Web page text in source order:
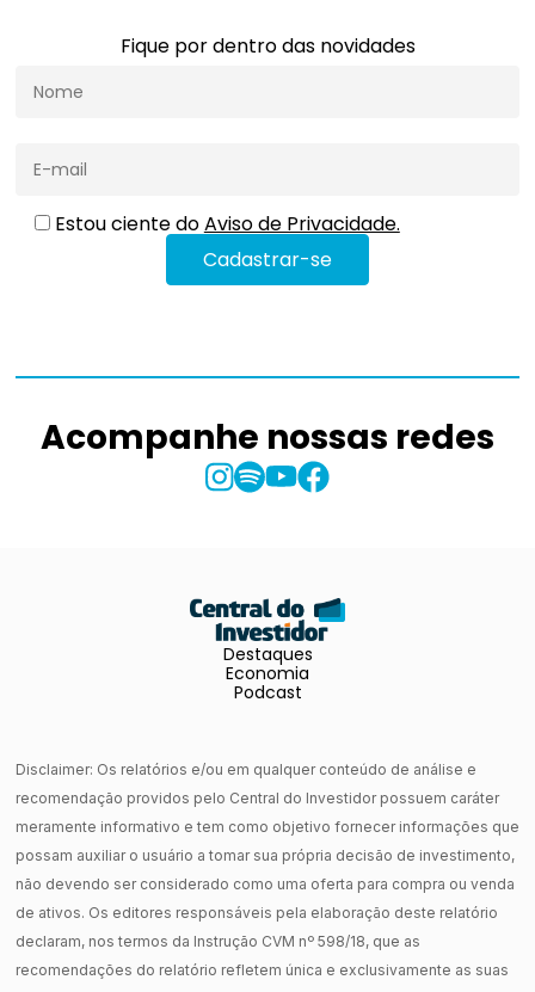
Fique por dentro das novidades
Estou ciente doAviso de Privacidade.
Acompanhe nossas redes
Destaques
Economia
Podcast
Disclaimer: Os relatórios e/ou em qualquer conteúdo de análise e
recomendação providos pelo Central do Investidor possuem caráter
meramente informativo e tem como objetivo fornecer informações que
possam auxiliar o usuário a tomar sua própria decisão de investimento,
não devendo ser considerado como uma oferta para compra ou venda
de ativos. Os editores responsáveis pela elaboração deste relatório
declaram, nos termos da Instrução CVM nº 598/18, que as
recomendações do relatório refletem única e exclusivamente as suas